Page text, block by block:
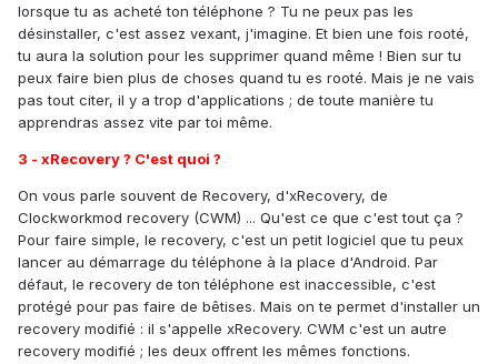
lorsque tu as acheté ton téléphone ? Tu ne peux pas les
désinstaller, c'est assez vexant, j'imagine. Et bien une fois rooté,
tu aura la solution pour les supprimer quand même ! Bien sur tu
peux faire bien plus de choses quand tu es rooté. Mais je ne vais
pas tout citer, il y a trop d'applications ; de toute manière tu
apprendras assez vite par toi même.
3 - xRecovery ? C'est quoi ?
On vous parle souvent de Recovery, d'xRecovery, de
Clockworkmod recovery (CWM) ... Qu'est ce que c'est tout ça ?
Pour faire simple, le recovery, c'est un petit logiciel que tu peux
lancer au démarrage du téléphone à la place d'Android. Par
défaut, le recovery de ton téléphone est inaccessible, c'est
protégé pour pas faire de bêtises. Mais on te permet d'installer un
recovery modifié : il s'appelle xRecovery. CWM c'est un autre
recovery modifié ; les deux offrent les mêmes fonctions.